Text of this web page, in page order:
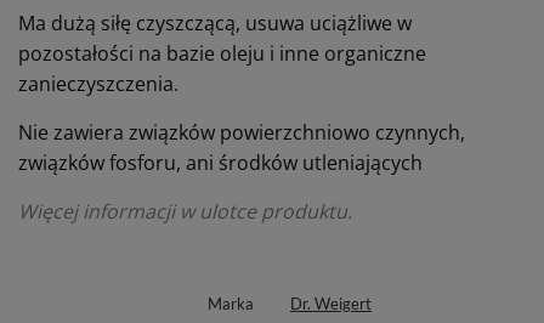
Ma dużą siłę czyszczącą, usuwa uciążliwe w
pozostałości na bazie oleju i inne organiczne
zanieczyszczenia.
Nie zawiera związków powierzchniowo czynnych,
związków fosforu, ani środków utleniających
Więcej informacji w ulotce produktu.
Marka Dr. Weigert